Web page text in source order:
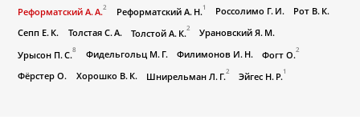
Реформатский А. А.2 Реформатский А. Н. 1 Россолимо Г. И.
Рот В. К.
Сепп Е. К.
Толстая С. А. Толстой А. К.2
Урановский Я. М.
Урысон П. С.8 Фидельгольц М. Г. Филимонов И. Н. Фогт О.2
Фёрстер О. Хорошко В. К. Шнирельман Л. Г.2 Эйгес Н. Р. 1